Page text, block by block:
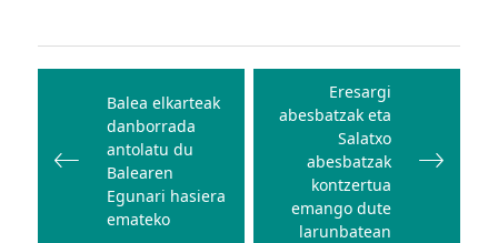
Bidalketetan
zehar
nabigatu
Balea elkarteak
danborrada
antolatu du
Balearen
Egunari hasiera
emateko
Eresargi
abesbatzak eta
Salatxo
abesbatzak
kontzertua
emango dute
larunbatean